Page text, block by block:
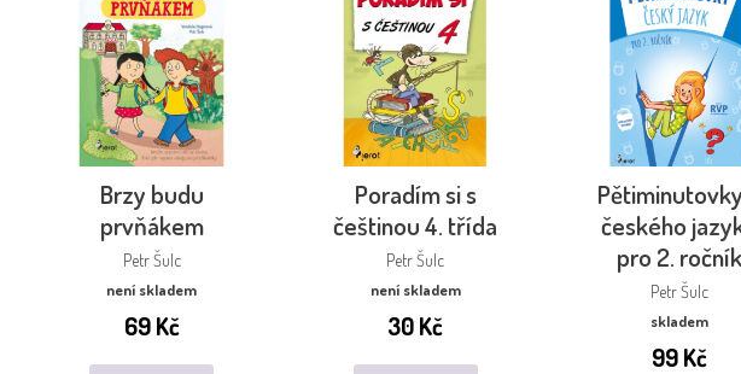
Brzy budu
prvňákem
Petr Šulc
není skladem
69Kč
Poradím si s
češtinou 4. třída
Petr Šulc
není skladem
30Kč
českého
pro 2. ročník
Petr Šulc
skladem
99Kč